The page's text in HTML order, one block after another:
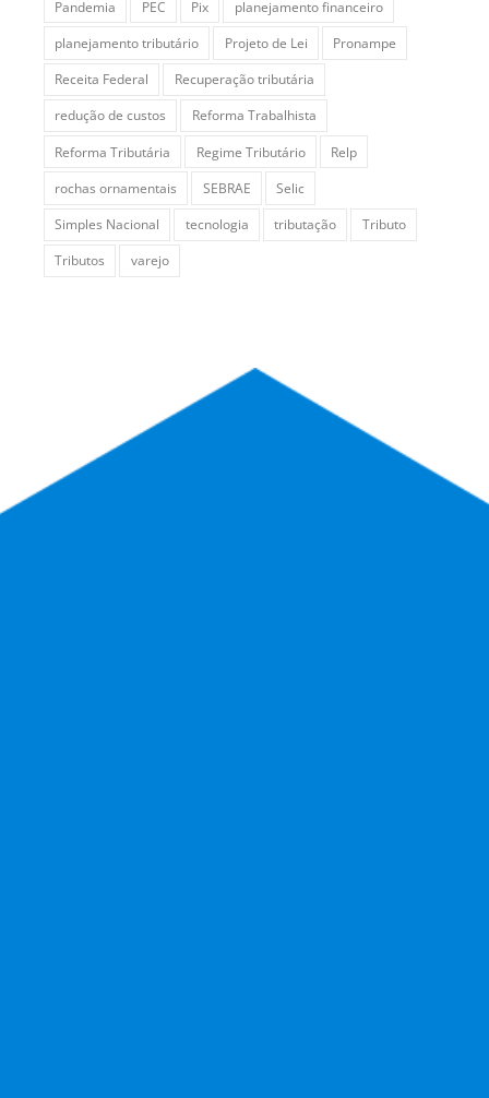
Pandemia
PEC Pix
planejamento financeiro
planejamento tributário
Projeto de Lei
Pronampe
Receita Federal
Recuperação tributária
redução de custos
Reforma Trabalhista
Reforma Tributária
Regime Tributário
Relp
rochas ornamentais
SEBRAE
Selic
Simples Nacional
tecnologia tributação
Tributo
Tributos
varejo